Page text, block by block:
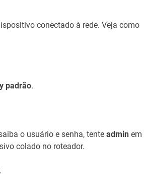
conectado à rede. Veja como
padrão.
o usuário e senha, tente adminem
colado no roteador.